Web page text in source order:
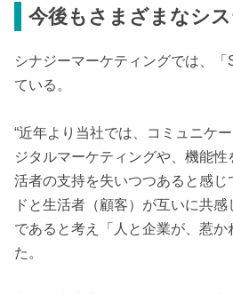
今後もさまざまなシ
シナジーマーケティングでは、
ている。
“近年より当社では、コミュニケ
ジタルマーケティングや、機能
活者の支持を失いつつあると感
ドと生活者（顧客）が互いに共
であると考え「人と企業が、惹
た。